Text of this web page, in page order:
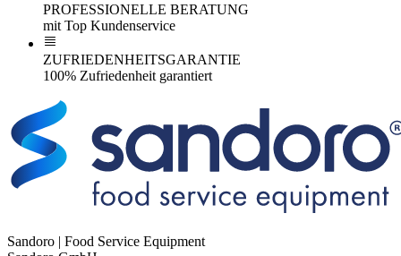
PROFESSIONELLE BERATUNG
mit Top Kundenservice
ZUFRIEDENHEITSGARANTIE
100% Zufriedenheit garantiert
Sandoro | Food Service Equipment